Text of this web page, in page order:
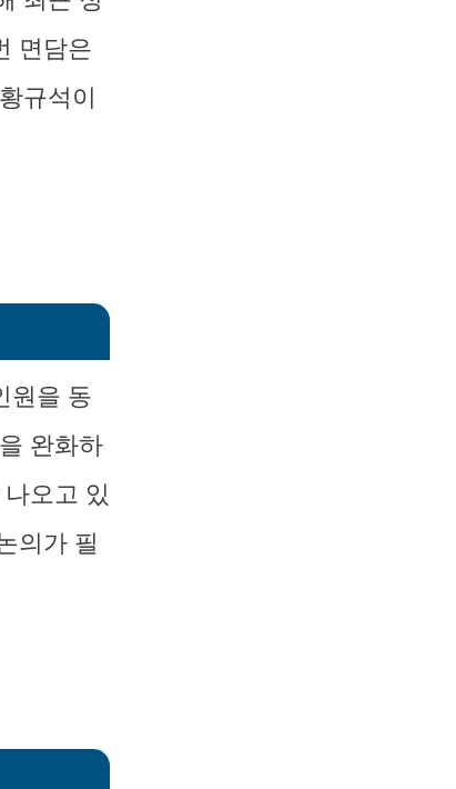
면담은
규석이
원을 동
완화하
오고 있
의가 필